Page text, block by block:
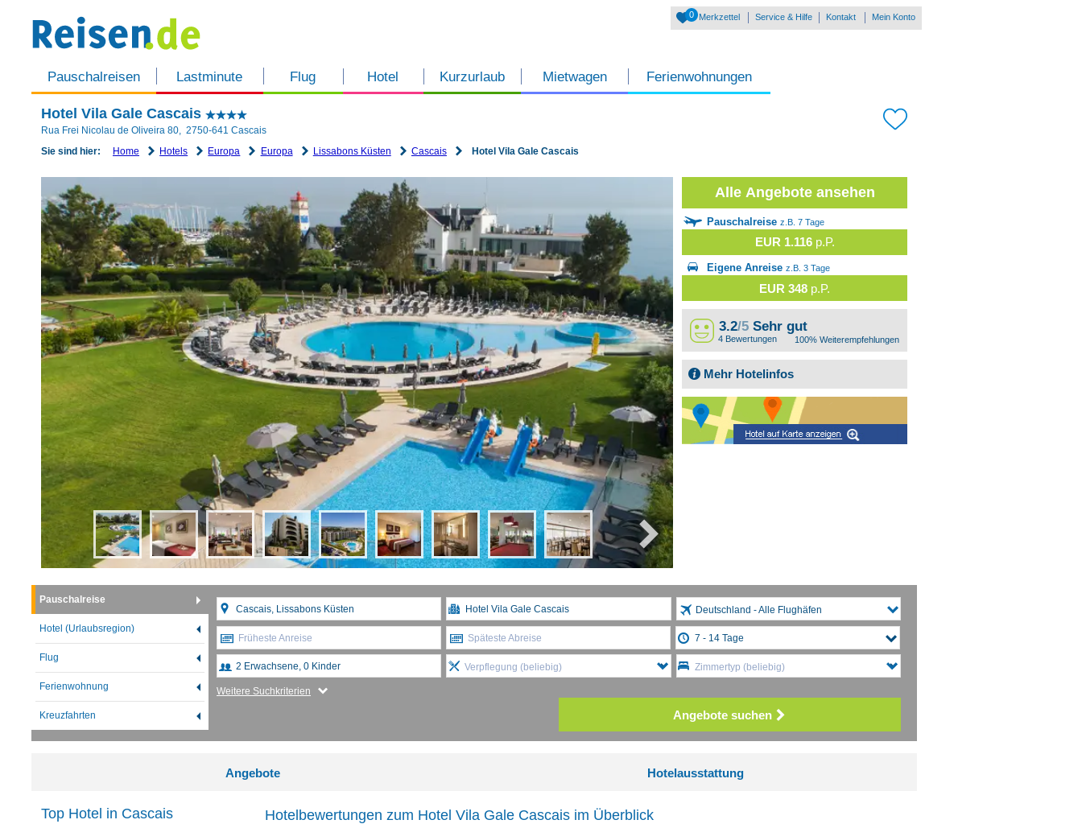
Pauschalreisen Lastminute Flug Hotel Kurzurlaub Mietwagen Ferienwohnungen
0 Merkzettel Service & Hilfe Kontakt Mein Konto
Hotel Vila Gale Cascais
Rua Frei Nicolau de Oliveira 80, 2750-641 Cascais
Sie sind hier:
Home Hotels Europa Europa Lissabons Küsten Cascais Hotel Vila Gale Cascais
Alle Angebote ansehen
Pauschalreise z.B. 7 Tage
EUR 1.116 p.P.
Eigene Anreise z.B. 3 Tage
EUR 348 p.P.
3.2/5 Sehr gut
4 Bewertungen 100% Weiterempfehlungen
Mehr Hotelinfos
Pauschalreise
Hotel (Urlaubsregion)
Flug
Ferienwohnung
Kreuzfahrten
Deutschland - Alle Flughäfen
Früheste Anreise Späteste Abreise
Verpflegung (beliebig) Zimmertyp (beliebig)
Weitere Suchkriterien
Angebote suchen
Angebote Hotelausstattung
Hotelbewertungen zum Hotel Vila Gale Cascais im Überblick
Top Hotel in Cascais